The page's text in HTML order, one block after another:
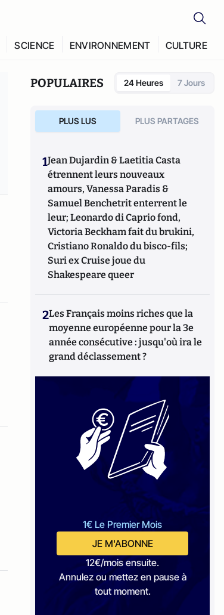
SCIENCE ENVIRONNEMENT CULTURE
POPULAIRES 24 Heures 7 Jours
PLUS LUS PLUS PARTAGES
1Jean Dujardin & Laetitia Casta
étrennent leurs nouveaux
amours, Vanessa Paradis &
Samuel Benchetrit enterrent le
leur; Leonardo di Caprio fond,
Victoria Beckham fait du brukini,
Cristiano Ronaldo du bisco-fils;
Suri ex Cruise joue du
Shakespeare queer
2Les Français moins riches que la
moyenne européenne pour la 3e
année consécutive : jusqu'où ira le
grand déclassement ?
1€ Le Premier Mois
JE M'ABONNE
12€/mois ensuite.
Annulez ou mettez en pause à
tout moment.